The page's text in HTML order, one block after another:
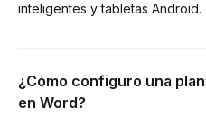
inteligentes y tabletas Android.
¿Cómo configuro una
en Word?